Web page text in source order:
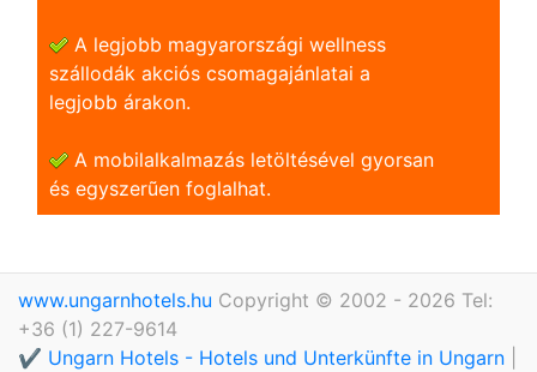
A legjobb magyarországi wellness
szállodák akciós csomagajánlatai a
legjobb árakon.
A mobilalkalmazás letöltésével gyorsan
és egyszerũen foglalhat.
www.ungarnhotels.hu Copyright © 2002 - 2026 Tel:
+36 (1) 227-9614
✔️ Ungarn Hotels - Hotels und Unterkünfte in Ungarn